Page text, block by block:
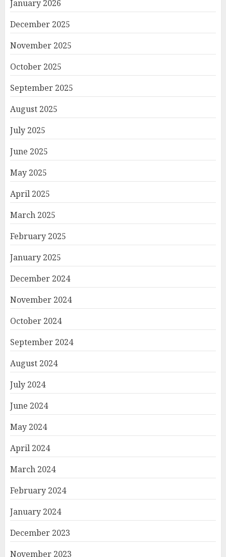
January 2026
December 2025
November 2025
October 2025
September 2025
August 2025
July 2025
June 2025
May 2025
April 2025
March 2025
February 2025
January 2025
December 2024
November 2024
October 2024
September 2024
August 2024
July 2024
June 2024
May 2024
April 2024
March 2024
February 2024
January 2024
December 2023
November 2023